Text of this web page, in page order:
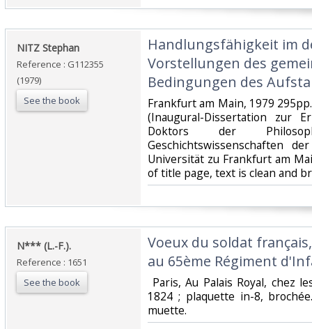
‎NITZ Stephan‎
Reference : G112355
(1979)
See the book
‎Handlungsfähigkeit im
Vorstellungen des
Bedingungen des
‎Frankfurt am Main, 1979
(Inaugural-Dissertation zur
Doktors der
Geschichtswissenschaften
Universität zu Frankfurt am
of title page, text is clean and
‎N*** (L.-F.).‎
Reference : 1651
See the book
‎Voeux du soldat
au 65ème Régiment
Paris, Au Palais Royal, chez
1824 ; plaquette in-8,
muette. ‎